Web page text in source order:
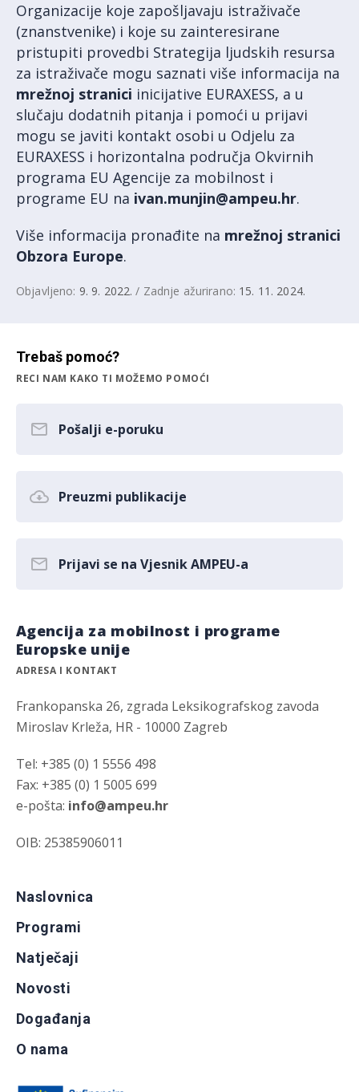
Organizacije koje zapošljavaju istraživače
(znanstvenike) i koje su zainteresirane
pristupiti provedbi Strategija ljudskih resursa
za istraživače mogu saznati više informacija na
mrežnoj stranici inicijative EURAXESS, a u
slučaju dodatnih pitanja i pomoći u prijavi
mogu se javiti kontakt osobi u Odjelu za
EURAXESS i horizontalna područja Okvirnih
programa EU Agencije za mobilnost i
programe EU na ivan.munjin@ampeu.hr.
Više informacija pronađite na mrežnoj stranici
Obzora Europe.
Objavljeno: 9. 9. 2022. / Zadnje ažurirano: 15. 11. 2024.
Trebaš pomoć?
RECI NAM KAKO TI MOŽEMO POMOĆI
Pošalji e-poruku
Preuzmi publikacije
Prijavi se na Vjesnik AMPEU-a
Agencija za mobilnost i programe
Europske unije
ADRESA I KONTAKT
Frankopanska 26, zgrada Leksikografskog zavoda
Miroslav Krleža, HR - 10000 Zagreb
Tel: +385 (0) 1 5556 498
Fax: +385 (0) 1 5005 699
e-pošta: info@ampeu.hr
OIB: 25385906011
Naslovnica
Programi
Natječaji
Novosti
Događanja
O nama